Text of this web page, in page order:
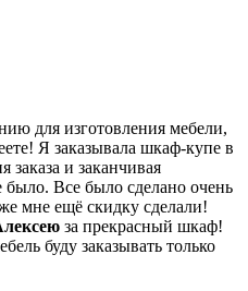
для изготовления мебели,
Я заказывала шкаф-купе в
и заканчивая
Все было сделано очень
мне ещё скидку сделали!
за прекрасный шкаф!
буду заказывать только